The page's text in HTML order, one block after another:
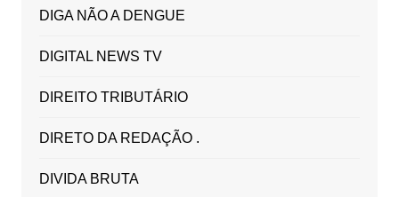
DIGA NÃO A DENGUE
DIGITAL NEWS TV
DIREITO TRIBUTÁRIO
DIRETO DA REDAÇÃO .
DIVIDA BRUTA